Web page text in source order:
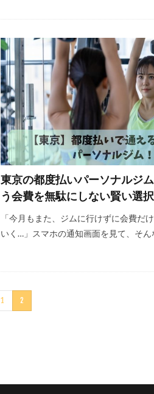
東京の都度払いパーソナルジ
う会費を無駄にしない賢い選
「今月もまた、ジムに行けずに会費だ
いく…」スマホの通知画面を見て、そ
1 2